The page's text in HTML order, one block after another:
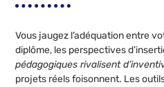
Vous jaugez l’adéquation entre
diplôme, les perspectives
pédagogiques rivalisent
projets réels foisonnent. Les